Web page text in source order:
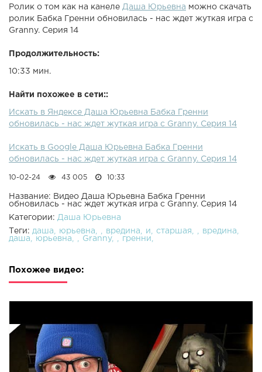
Ролик о том как на канеле Даша Юрьевна можно скачать
ролик Бабка Гренни обновилась - нас ждет жуткая игра с
Granny. Серия 14
Продолжительность:
10:33 мин.
Найти похожее в сети::
Искать в Яндексе Даша Юрьевна Бабка Гренни
обновилась - нас ждет жуткая игра с Granny. Серия 14
Искать в Google Даша Юрьевна Бабка Гренни
обновилась - нас ждет жуткая игра с Granny. Серия 14
10-02-24 43 005 10:33
Название: Видео Даша Юрьевна Бабка Гренни
обновилась - нас ждет жуткая игра с Granny. Серия 14
Категории: Даша Юрьевна
Теги: даша юрьевна вредина и старшая
вредина
даша
юрьевна Granny гренни
Похожее видео: